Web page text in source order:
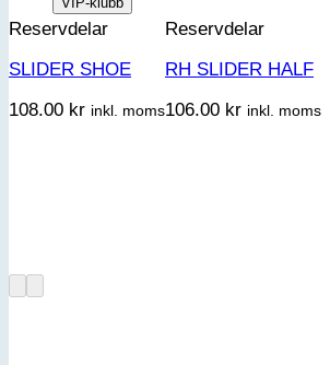
Reservdelar
SLIDER SHOE
108.00 kr inkl. moms
Reservdelar
RH SLIDER HALF
106.00 kr inkl. moms